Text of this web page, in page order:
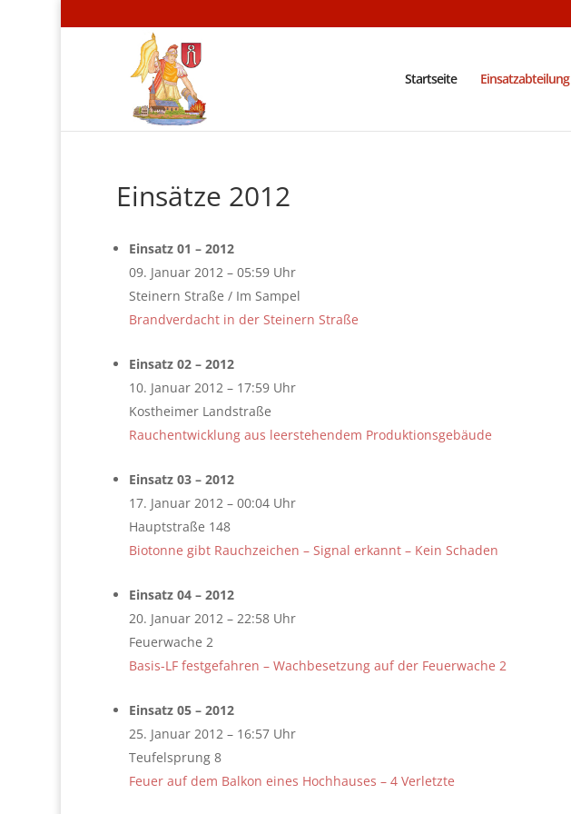
Startseite Einsatzabteilung
Einsätze 2012
Einsatz 01 – 2012
09. Januar 2012 – 05:59 Uhr
Steinern Straße / Im Sampel
Brandverdacht in der Steinern Straße
Einsatz 02 – 2012
10. Januar 2012 – 17:59 Uhr
Kostheimer Landstraße
Rauchentwicklung aus leerstehendem Produktionsgebäude
Einsatz 03 – 2012
17. Januar 2012 – 00:04 Uhr
Hauptstraße 148
Biotonne gibt Rauchzeichen – Signal erkannt – Kein Schaden
Einsatz 04 – 2012
20. Januar 2012 – 22:58 Uhr
Feuerwache 2
Basis-LF festgefahren – Wachbesetzung auf der Feuerwache 2
Einsatz 05 – 2012
25. Januar 2012 – 16:57 Uhr
Teufelsprung 8
Feuer auf dem Balkon eines Hochhauses – 4 Verletzte